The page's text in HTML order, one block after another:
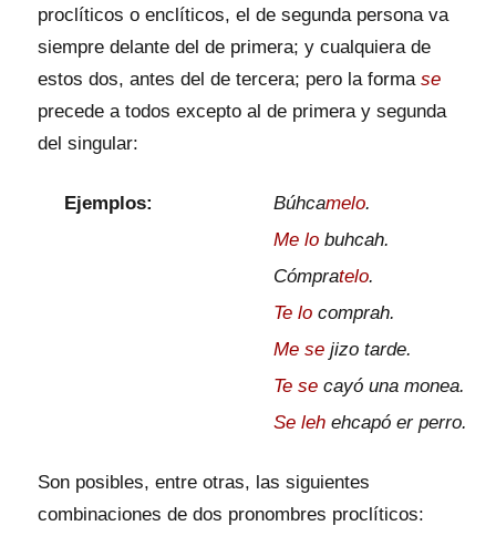
proclíticos o enclíticos, el de segunda persona va
siempre delante del de primera; y cualquiera de
estos dos, antes del de tercera; pero la formase
precede a todos excepto al de primera y segunda
del singular:
Ejemplos: Búhcamelo.
Me lo buhcah.
Cómpratelo.
Te lo comprah.
Me se jizo tarde.
Te se cayó una monea.
Se leh ehcapó er perro.
Son posibles, entre otras, las siguientes
combinaciones de dos pronombres proclíticos: